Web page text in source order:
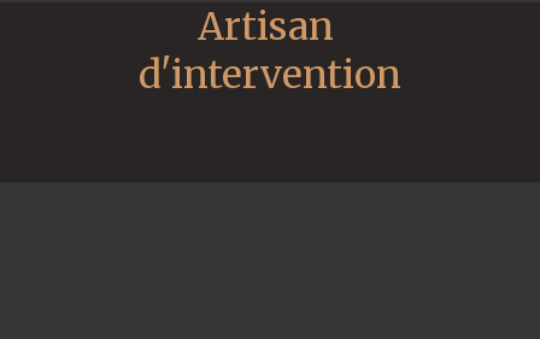
Artisan
d'intervention